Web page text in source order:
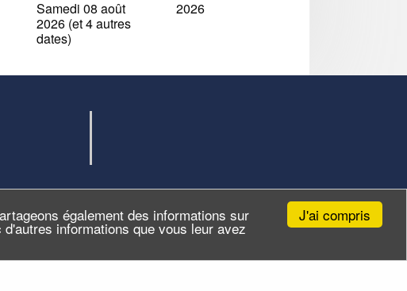
J'ai compris
également des informations sur
informations que vous leur avez
Samedi 08 août
2026 (et 4 autres
dates)
2026
Site parID-Alizés